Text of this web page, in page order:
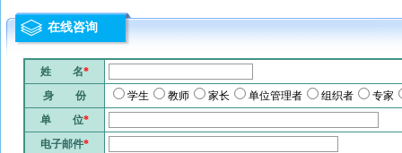
在线咨询
姓 名*
身 份
学生 教师 家长 单位管理者 组织者
专家
单 位*
电子邮件*